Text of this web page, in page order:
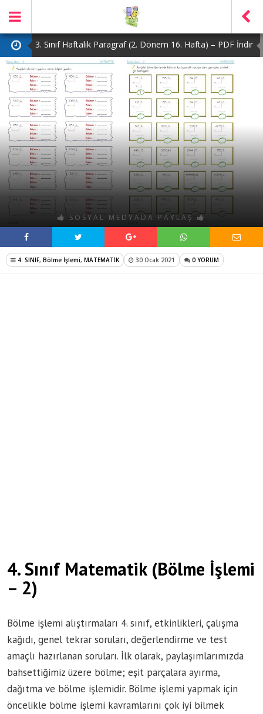
3. Sınıf Haftalık Paragraf (2. Dönem 16. Hafta) – PDF İndir
2. Sınıf Haftalık Paragraf (2. Dönem 16. Hafta) – PDF İndir
1. Sınıf Haftalık Paragraf (2. Dönem 16. Hafta) – PDF İndir
3. Sınıf Haftalık Paragraf (2. Dönem 15. Hafta) – PDF İndir
4. Sınıf Haftalık Paragraf (2. Dönem 16. Hafta) – PDF İndir
3. Sınıf Haftalık Paragraf (2. Dönem 16. Hafta) – PDF İndir
SOSYAL MEDYADA PAYLAŞ
4. SINIF, Bölme İşlemi, MATEMATİK 30 Ocak 2021 0 YORUM
4. Sınıf Matematik (Bölme İşlemi
– 2)
Bölme işlemi alıştırmaları 4. sınıf, etkinlikleri, çalışma
kağıdı, genel tekrar soruları, değerlendirme ve test
amaçlı hazırlanan soruları. İlk olarak, paylaşımlarımızda
bahsettiğimiz üzere bölme; eşit parçalara ayırma,
dağıtma ve bölme işlemidir. Bölme işlemi yapmak için
öncelikle bölme işlemi kavramlarını çok iyi bilmek